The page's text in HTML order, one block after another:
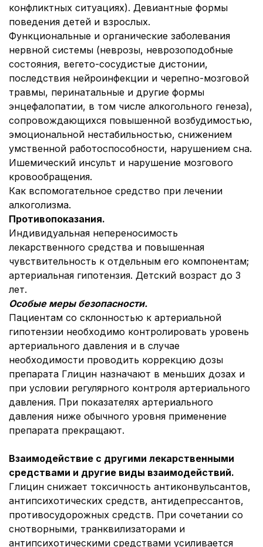
конфликтных ситуациях). Девиантные формы
поведения детей и взрослых.
Функциональные и органические заболевания
нервной системы (неврозы, неврозоподобные
состояния, вегето-сосудистые дистонии,
последствия нейроинфекции и черепно-мозговой
травмы, перинатальные и другие формы
энцефалопатии, в том числе алкогольного генеза),
сопровождающихся повышенной возбудимостью,
эмоциональной нестабильностью, снижением
умственной работоспособности, нарушением сна.
Ишемический инсульт и нарушение мозгового
кровообращения.
Как вспомогательное средство при лечении
алкоголизма.
Противопоказания.
Индивидуальная непереносимость
лекарственного средства и повышенная
чувствительность к отдельным его компонентам;
артериальная гипотензия. Детский возраст до 3
лет.
Особые меры безопасности.
Пациентам со склонностью к артериальной
гипотензии необходимо контролировать уровень
артериального давления и в случае
необходимости проводить коррекцию дозы
препарата Глицин назначают в меньших дозах и
при условии регулярного контроля артериального
давления. При показателях артериального
давления ниже обычного уровня применение
препарата прекращают.
Взаимодействие с другими лекарственными
средствами и другие виды взаимодействий.
Глицин снижает токсичность антиконвульсантов,
антипсихотических средств, антидепрессантов,
противосудорожных средств. При сочетании со
снотворными, транквилизаторами и
антипсихотическими средствами усиливается